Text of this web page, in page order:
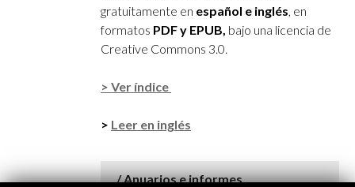
gratuitamente en español e inglés, en
formatos PDF y EPUB, bajo una licencia de
Creative Commons 3.0.
> Ver índice
> Leer en inglés
Anuarios e informes